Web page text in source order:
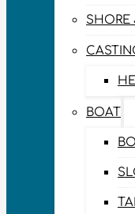
SHORE
BOAT